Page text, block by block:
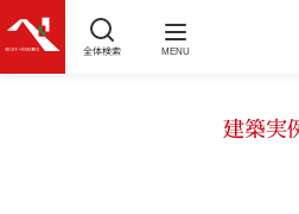
全体検索 MENU
建築実